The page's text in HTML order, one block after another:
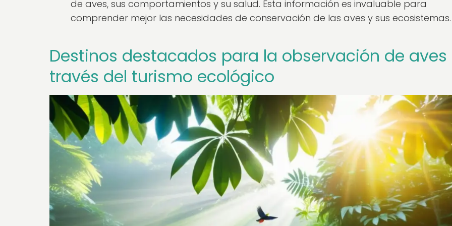
de aves, sus comportamientos y su salud. Esta información es invaluable para
comprender mejor las necesidades de conservación de las aves y sus ecosistemas.
Destinos destacados para la observación de aves
través del turismo ecológico